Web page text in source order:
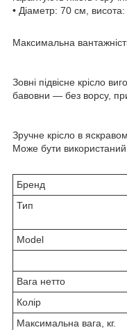
• Діаметр: 70 см,
Зовні підвісне крісло
бавовни — без ворсу,
Зручне крісло в
Може бути використаний
Бренд
Тип
Model
Вага нетто
Колір
Максимальна вага, кг.